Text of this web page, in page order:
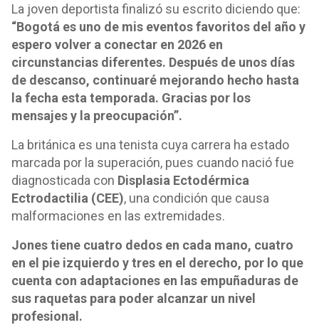
La joven deportista finalizó su escrito diciendo que:
“Bogotá es uno de mis eventos favoritos del año y
espero volver a conectar en 2026 en
circunstancias diferentes. Después de unos días
de descanso, continuaré mejorando hecho hasta
la fecha esta temporada. Gracias por los
mensajes y la preocupación”.
La británica es una tenista cuya carrera ha estado
marcada por la superación, pues cuando nació fue
diagnosticada con Displasia Ectodérmica
Ectrodactilia (CEE), una condición que causa
malformaciones en las extremidades.
Jones tiene cuatro dedos en cada mano, cuatro
en el pie izquierdo y tres en el derecho, por lo que
cuenta con adaptaciones en las empuñaduras de
sus raquetas para poder alcanzar un nivel
profesional.